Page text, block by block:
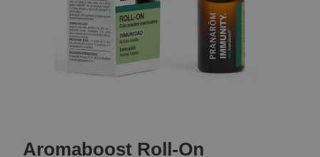
the
Aromaboost Roll-On